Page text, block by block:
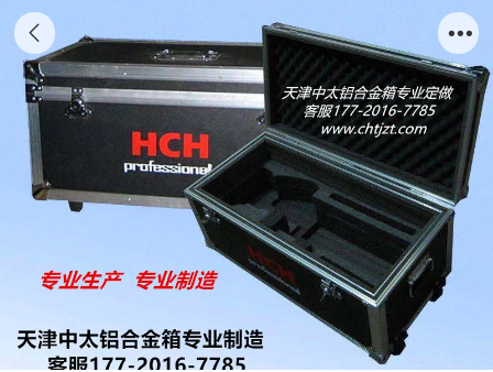
（厂家直销)EVA-0065)铝合金航空仪器箱
EVA内衬波浪棉防静电EVA珍珠棉，天津
中太批发 箱扣 搭扣 行李箱锁扣 航空箱配件
箱包五金配件 航空箱各类锁具、搭扣